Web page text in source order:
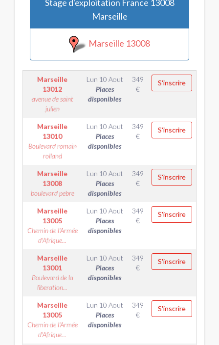
Stage d'exploitation France 13008
Marseille
Marseille 13008
Marseille
13012
avenue de saint
julien
Lun 10 Aout
Places
disponibles
349
€
S'inscrire
Marseille
13010
Boulevard romain
rolland
Lun 10 Aout
Places
disponibles
349
€
S'inscrire
Marseille
13008
boulevard pebre
Lun 10 Aout
Places
disponibles
349
€
S'inscrire
Marseille
13005
Chemin de l'Armée
d'Afrique...
Lun 10 Aout
Places
disponibles
349
€
S'inscrire
Marseille
13001
Boulevard de la
liberation...
Lun 10 Aout
Places
disponibles
349
€
S'inscrire
Marseille
13005
Chemin de l'Armée
d'Afrique...
Lun 10 Aout
Places
disponibles
349
€
S'inscrire